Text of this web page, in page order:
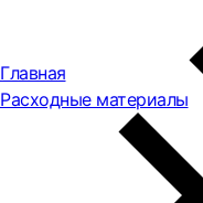
Главная
Расходные материалы